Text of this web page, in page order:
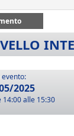
evento:
2025
14:00 alle 15:30